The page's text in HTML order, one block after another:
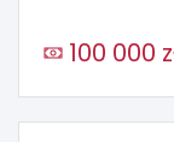
100 000